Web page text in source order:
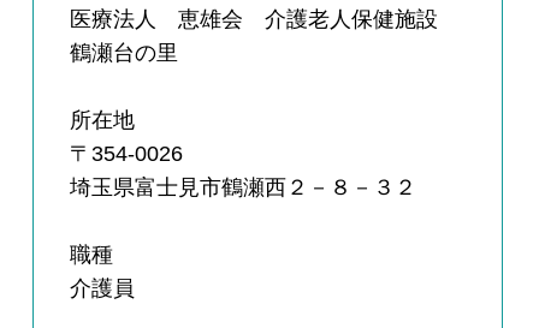
医療法人 恵雄会 介護老人保健施設
鶴瀬台の里
所在地
〒354-0026
埼玉県富士見市鶴瀬西２－８－３２
職種
介護員